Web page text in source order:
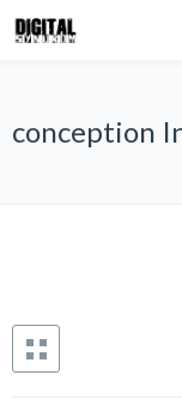
conception